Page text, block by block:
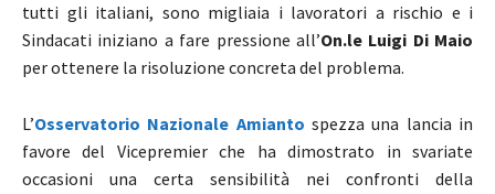
tutti gli italiani, sono migliaia i lavoratori a rischio e i
Sindacati iniziano a fare pressione all’On.le Luigi Di Maio
per ottenere la risoluzione concreta del problema.
L’Osservatorio Nazionale Amianto spezza una lancia in
favore del Vicepremier che ha dimostrato in svariate
occasioni una certa sensibilità nei confronti della